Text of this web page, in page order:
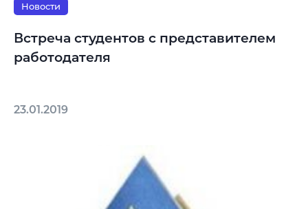
Новости
Встреча студентов с представителем
работодателя
23.01.2019